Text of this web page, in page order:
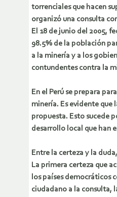
torrenciales que hacen
organizó una consulta
El 18 de junio del 2005,
98.5% de la población
a la minería y a los
contundentes contra la
En el Perú se prepara
minería. Es evidente que
propuesta. Esto sucede
desarrollo local que han
Entre la certeza y la
La primera certeza que
los países democráticos
ciudadano a la consulta,